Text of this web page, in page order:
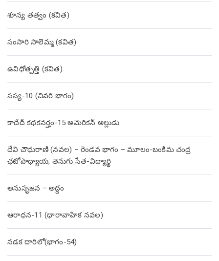
శూన్య తత్వం (కవిత)
సంసారి సాలెమ్మ (కవిత)
ఉవిధోత్పత్తి (కవిత)
సస్య-10 (చివరి భాగం)
కాదేదీ కథకనర్హం-15 అమెరికన్ అల్లుడు
దేవి చౌధురాణి (నవల) – రెండవ భాగం – మూలం-బంకిమ చంద్ర
ఛటోపాధ్యాయ, తెనుగు సేత-విద్యార్థి
అనుసృజన – అద్దం
ఆరాధన-11 (ధారావాహిక నవల)
నడక దారిలో(భాగం-54)